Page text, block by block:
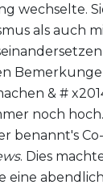
wechselte.
als auch
& #
noch
benannt's
. Dies
eine